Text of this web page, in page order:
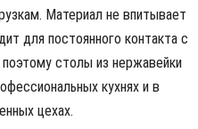
Материал не впитывает
для постоянного контакта с
столы из нержавейки
кухнях и в
цехах.